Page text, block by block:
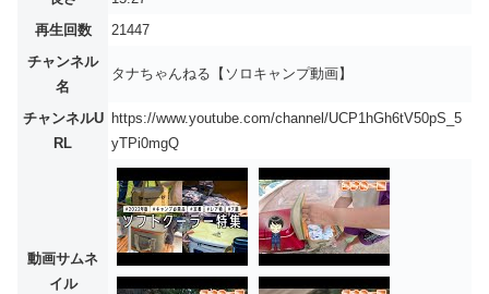
再生回数
21447
チャンネル
名
タナちゃんねる【ソロキャンプ動画】
チャンネルU
RL
https://www.youtube.com/channel/UCP1hGh6tV50pS_5
yTPi0mgQ
動画サムネ
イル